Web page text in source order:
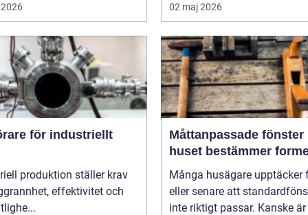
02 maj 2026
för industriellt
produktion ställer krav
effektivitet och
Måttanpassade fönster när
huset bestämmer
Många husägare upptäcker
eller senare att
inte riktigt passar. Kanske